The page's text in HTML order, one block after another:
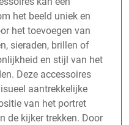
het beeld uniek en
het toevoegen van
sieraden, brillen of
en stijl van het
Deze accessoires
aantrekkelijke
van het portret
de kijker trekken. Door